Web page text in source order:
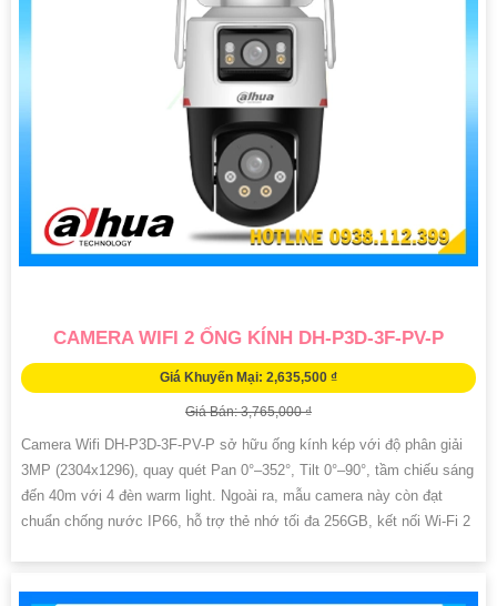
CAMERA WIFI 2 ỐNG KÍNH DH-P3D-3F-PV-P
Giá Khuyến Mại: 2,635,500 ₫
Giá Bán: 3,765,000 ₫
Camera Wifi DH-P3D-3F-PV-P sở hữu ống kính kép với độ phân giải
3MP (2304x1296), quay quét Pan 0°–352°, Tilt 0°–90°, tầm chiếu sáng
đến 40m với 4 đèn warm light. Ngoài ra, mẫu camera này còn đạt
chuẩn chống nước IP66, hỗ trợ thẻ nhớ tối đa 256GB, kết nối Wi-Fi 2